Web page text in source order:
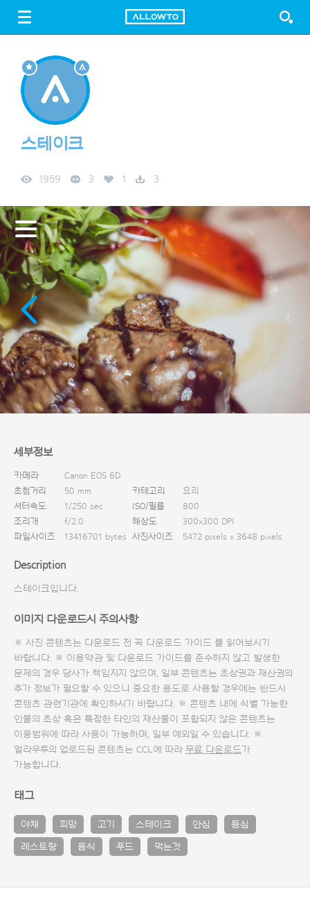
FREE DOWNLOAD
스테이크
1959 3 1 3
세부정보
카메라
Canon EOS 6D
초첨거리
50 mm 카테고리
요리
셔터속도
1/250 sec ISO/필름
800
조리개
f/2.0 해상도
300x300 DPI
파일사이즈
13416701 bytes 사진사이즈 5472 pixels x 3648 pixels
Description
스테이크입니다.
이미지 다운로드시 주의사항
※ 사진 콘텐츠는 다운로드 전 꼭 다운로드 가이드 를 읽어보시기
바랍니다. ※ 이용약관 및 다운로드 가이드를 준수하지 않고 발생한
문제의 경우 당사가 책임지지 않으며, 일부 콘텐츠는 초상권과 재산권의
추가 정보가 필요할 수 있으니 중요한 용도로 사용할 경우에는 반드시
콘텐츠 관련기관에 확인하시기 바랍니다. ※ 콘텐츠 내에 식별 가능한
인물의 초상 혹은 특정한 타인의 재산물이 포함되지 않은 콘텐츠는
이용범위에 따라 사용이 가능하며, 일부 예외일 수 있습니다. ※
얼라우투의 업로드된 콘텐츠는 CCL에 따라 무료 다운로드가
가능합니다.
태그
야채 피망 고기 스테이크 안심 등심
레스토랑 음식 푸드 먹는것